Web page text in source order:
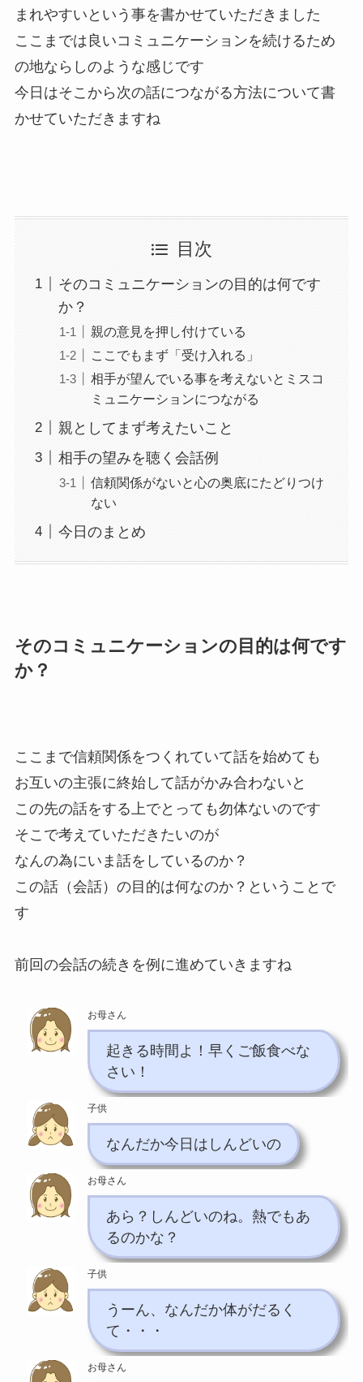
まれやすいという事を書かせていただきました
ここまでは良いコミュニケーションを続けるため
の地ならしのような感じです
今日はそこから次の話につながる方法について書
かせていただきますね
目次
そのコミュニケーションの目的は何です
か？
親の意見を押し付けている
ここでもまず「受け入れる」
相手が望んでいる事を考えないとミスコ
ミュニケーションにつながる
親としてまず考えたいこと
相手の望みを聴く会話例
信頼関係がないと心の奥底にたどりつけ
ない
今日のまとめ
そのコミュニケーションの目的は何です
か？
ここまで信頼関係をつくれていて話を始めても
お互いの主張に終始して話がかみ合わないと
この先の話をする上でとっても勿体ないのです
そこで考えていただきたいのが
なんの為にいま話をしているのか？
この話（会話）の目的は何なのか？ということで
す
前回の会話の続きを例に進めていきますね
お母さん
起きる時間よ！早くご飯食べな
さい！
子供
なんだか今日はしんどいの
お母さん
あら？しんどいのね。熱でもあ
るのかな？
子供
うーん、なんだか体がだるく
て・・・
お母さん